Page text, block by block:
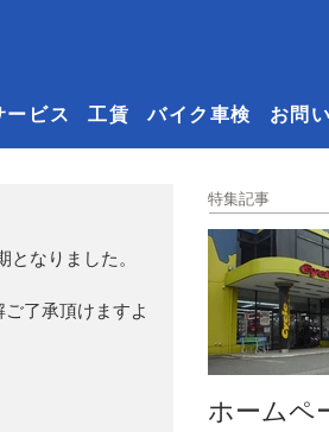
ービス 工賃 バイク車検 お問
なりました。
了承頂けますよ
特集記事
ホームペ